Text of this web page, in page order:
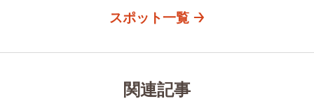
スポット一覧
関連記事